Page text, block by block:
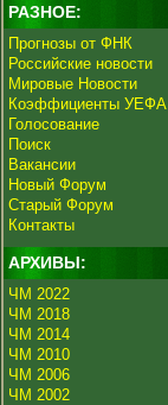
РАЗНОЕ:
Прогнозы от ФНК
Российские новости
Мировые Новости
Коэффициенты УЕФА
Голосование
Поиск
Вакансии
Новый Форум
Старый Форум
Контакты
АРХИВЫ:
ЧМ 2022
ЧМ 2018
ЧМ 2014
ЧМ 2010
ЧМ 2006
ЧМ 2002